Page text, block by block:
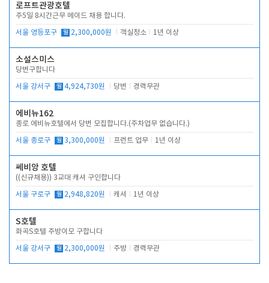
로프트관광호텔
주5일 8시간근무 메이드 채용 합니다.
서울 영등포구 월 2,300,000원 객실청소 1년 이상
소설스미스
당번구합니다
서울 강서구 월 4,924,730원 당번 경력무관
에비뉴162
종로 에비뉴호텔에서 당번 모집합니다.(주차업무 없습니다.)
서울 종로구 월 3,300,000원 프런트 업무 1년 이상
쎄비앙 호텔
((신규채용)) 3교대 캐셔 구인합니다
서울 구로구 월 2,948,820원 캐셔 1년 이상
S호텔
화곡S호텔 주방이모 구합니다
서울 강서구 월 2,300,000원 주방 경력무관